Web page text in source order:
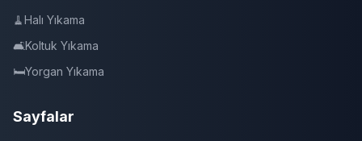
🧹Halı Yıkama
🛋️Koltuk Yıkama
🛏️Yorgan Yıkama
Sayfalar